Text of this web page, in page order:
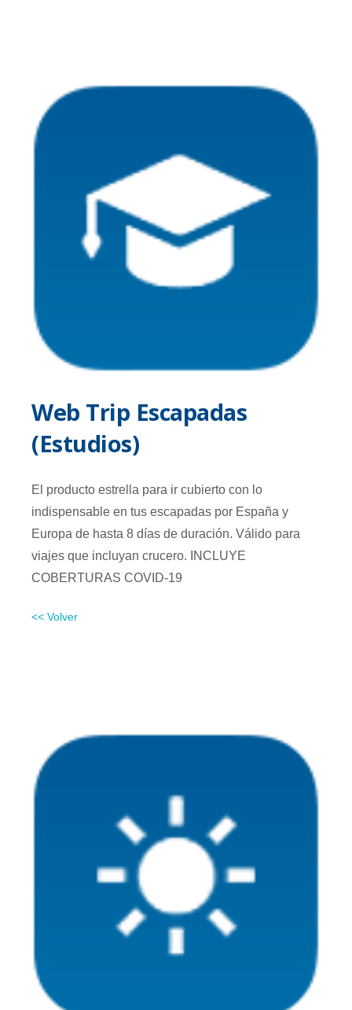
Web Trip Escapadas
(Estudios)
El producto estrella para ir cubierto con lo
indispensable en tus escapadas por España y
Europa de hasta 8 días de duración. Válido para
viajes que incluyan crucero. INCLUYE
COBERTURAS COVID-19
<< Volver